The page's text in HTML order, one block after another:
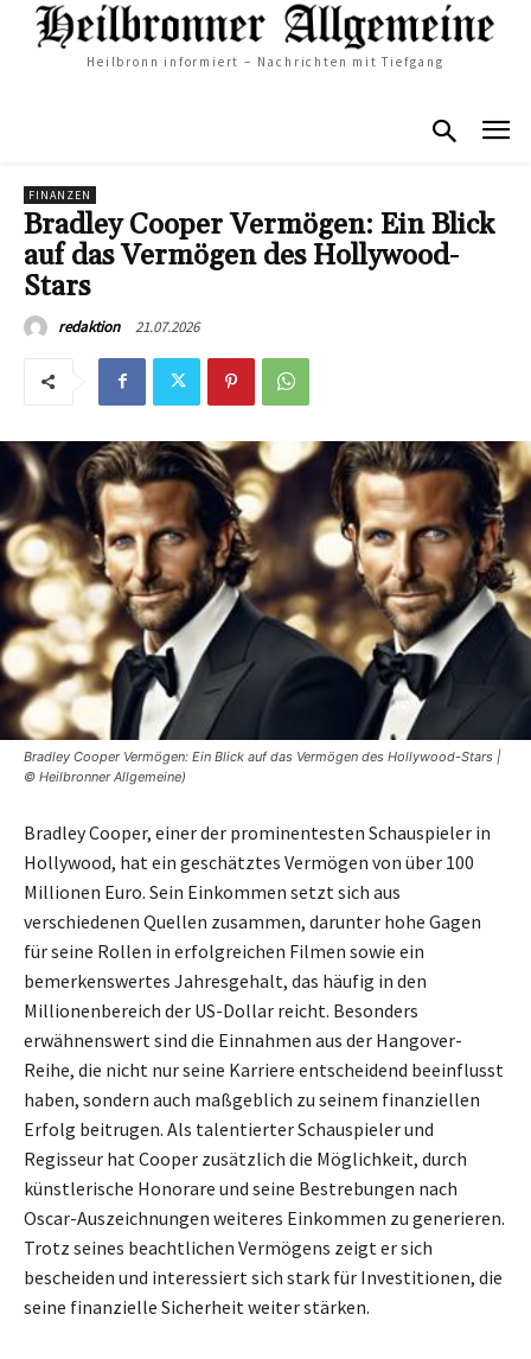
Heilbronn informiert – Nachrichten mit Tiefgang
FINANZEN
Bradley Cooper Vermögen: Ein Blick
auf das Vermögen des Hollywood-
Stars
redaktion 21.07.2026
Bradley Cooper Vermögen: Ein Blick auf das Vermögen des Hollywood-Stars |
© Heilbronner Allgemeine)
Bradley Cooper, einer der prominentesten Schauspieler in
Hollywood, hat ein geschätztes Vermögen von über 100
Millionen Euro. Sein Einkommen setzt sich aus
verschiedenen Quellen zusammen, darunter hohe Gagen
für seine Rollen in erfolgreichen Filmen sowie ein
bemerkenswertes Jahresgehalt, das häufig in den
Millionenbereich der US-Dollar reicht. Besonders
erwähnenswert sind die Einnahmen aus der Hangover-
Reihe, die nicht nur seine Karriere entscheidend beeinflusst
haben, sondern auch maßgeblich zu seinem finanziellen
Erfolg beitrugen. Als talentierter Schauspieler und
Regisseur hat Cooper zusätzlich die Möglichkeit, durch
künstlerische Honorare und seine Bestrebungen nach
Oscar-Auszeichnungen weiteres Einkommen zu generieren.
Trotz seines beachtlichen Vermögens zeigt er sich
bescheiden und interessiert sich stark für Investitionen, die
seine finanzielle Sicherheit weiter stärken.